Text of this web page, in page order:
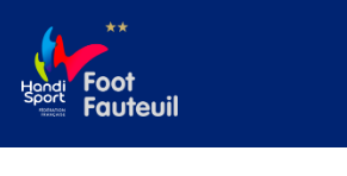
contenu